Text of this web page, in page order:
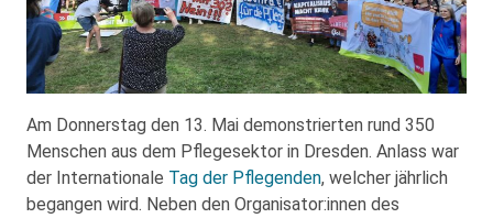
Am Donnerstag den 13. Mai demonstrierten rund 350
Menschen aus dem Pflegesektor in Dresden. Anlass war
der Internationale Tag der Pflegenden, welcher jährlich
begangen wird. Neben den Organisator:innen des